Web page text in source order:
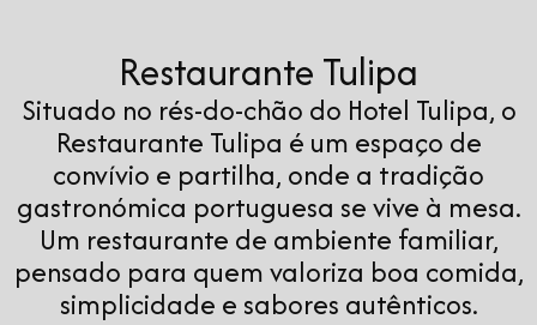
Restaurante Tulipa
Situado no rés-do-chão do Hotel Tulipa, o
Restaurante Tulipa é um espaço de
convívio e partilha, onde a tradição
gastronómica portuguesa se vive à mesa.
Um restaurante de ambiente familiar,
pensado para quem valoriza boa comida,
simplicidade e sabores autênticos.